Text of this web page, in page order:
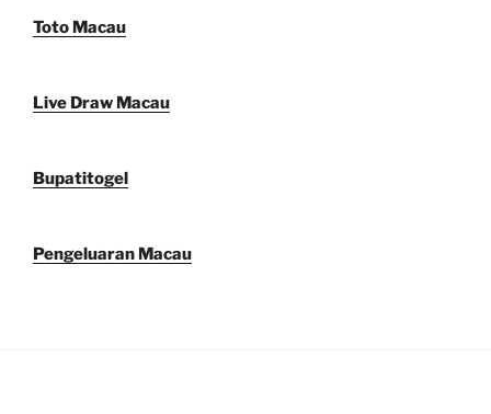
Toto Macau
Live Draw Macau
Bupatitogel
Pengeluaran Macau